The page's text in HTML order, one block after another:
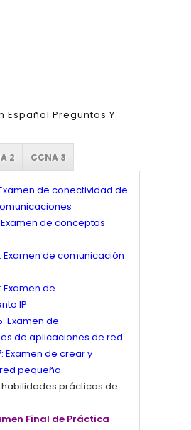
Español Preguntas Y
2 CCNA 3
de conectividad de
de conceptos
Examen de comunicación
Examen de
IP
Examen de
de aplicaciones de red
Examen de crear y
pequeña
prácticas de
Final de Práctica